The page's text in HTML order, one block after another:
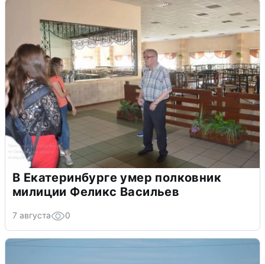
В Екатеринбурге умер полковник
милиции Феликс Васильев
7 августа 0